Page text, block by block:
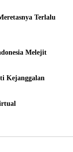
Terlalu
Melejit
Kejanggalan